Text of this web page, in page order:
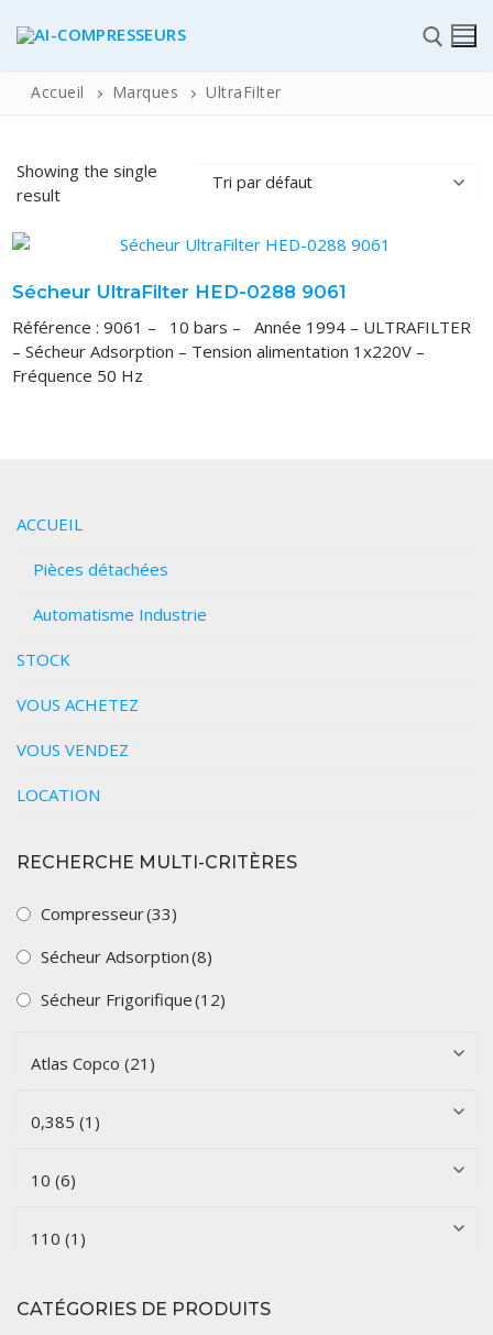
ACCUEIL
Pièces détachées
Accueil Marques UltraFilter
Showing the single
result
Sécheur UltraFilter HED-0288 9061
Référence : 9061 – 10 bars – Année 1994 – ULTRAFILTER
– Sécheur Adsorption – Tension alimentation 1x220V –
Fréquence 50 Hz
ACCUEIL
Pièces détachées
Automatisme Industrie
STOCK
VOUS ACHETEZ
VOUS VENDEZ
LOCATION
RECHERCHE MULTI-CRITÈRES
Compresseur(33)
Sécheur Adsorption(8)
Sécheur Frigorifique(12)
CATÉGORIES DE PRODUITS